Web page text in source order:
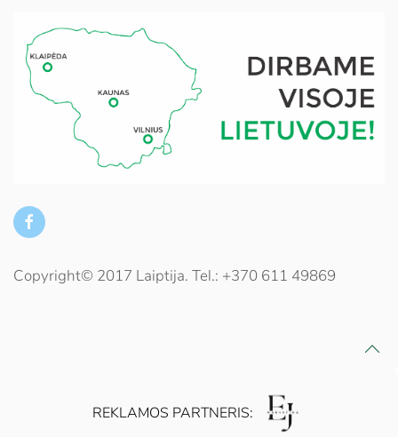
Copyright© 2017 Laiptija. Tel.: +370 611 49869
REKLAMOS PARTNERIS: